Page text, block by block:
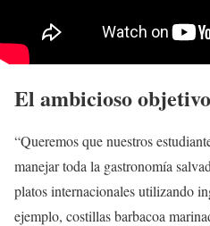
El ambicioso objetivo
“Queremos que nuestros
manejar toda la gastronomía
platos internacionales utilizando
ejemplo, costillas barbacoa